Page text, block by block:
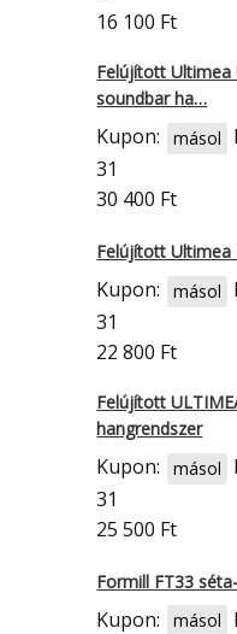
16 100 Ft
Felújított Ultimea
soundbar ha…
Kupon: másol
31
30 400 Ft
Felújított Ultimea
Kupon: másol
31
22 800 Ft
Felújított
hangrendszer
Kupon: másol
31
25 500 Ft
Formill FT33
Kupon: másol